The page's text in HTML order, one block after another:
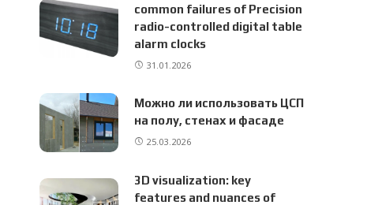
common failures of Precision
radio-controlled digital table
alarm clocks
31.01.2026
Можно ли использовать ЦСП
на полу, стенах и фасаде
25.03.2026
3D visualization: key
features and nuances of